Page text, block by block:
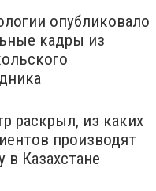
опубликовало
кадры из
раскрыл, из каких
производят
в Казахстане